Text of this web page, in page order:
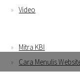
Video
Mitra KBI
Cara Menulis